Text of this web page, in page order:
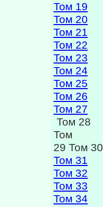
Том 19
Том 20
Том 21
Том 22
Том 23
Том 24
Том 25
Том 26
Том 27
Том 28
Том
29 Том 30
Том 31
Том 32
Том 33
Том 34